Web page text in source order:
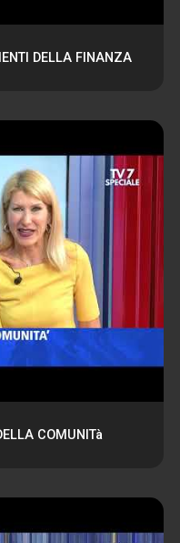
DELLA FINANZA
COMUNITà